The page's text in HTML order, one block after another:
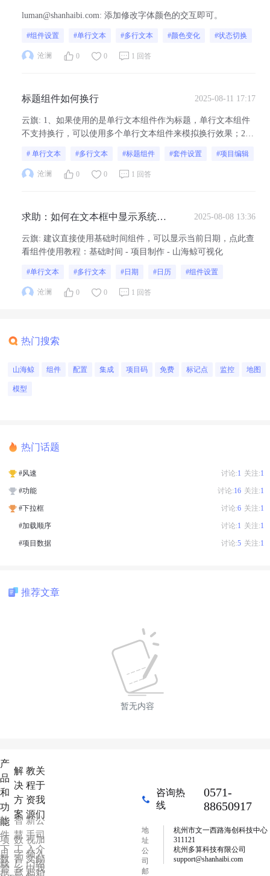
luman@shanhaibi.com: 添加修改字体颜色的交互即可。
#组件设置 #单行文本 #多行文本 #颜色变化 #状态切换
沧澜 0 0 1 回答
标题组件如何换行 2025-08-11 17:17
云旗: 1、如果使用的是单行文本组件作为标题，单行文本组件
不支持换行，可以使用多个单行文本组件来模拟换行效果；2、
通过enter键手动换行
# 单行文本 #多行文本 #标题组件 #套件设置 #项目编辑
沧澜 0 0 1 回答
求助：如何在文本框中显示系统当
2025-08-08 13:36
云旗: 建议直接使用基础时间组件，可以显示当前日期，点此查
看组件使用教程：基础时间 - 项目制作 - 山海鲸可视化
#单行文本 #多行文本 #日期 #日历 #组件设置
沧澜 0 0 1 回答
热门搜索
山海鲸 组件 配置 集成 项目码 免费 标记点 监控 地图
模型
热门话题
#风速 讨论:1 关注:1
#功能 讨论:16 关注:1
#下拉框 讨论:6 关注:1
#加载顺序 讨论:1 关注:1
#项目数据 讨论:5 关注:1
推荐文章
暂无内容
产
品
和
功
能
软
件
下
载
项
目
管
数
据
解
决
方
案
智
慧
工
厂
数
字
乡
智
慧
教
程
资
源
新
手
入
门
视
频
中
文
档
关
于
我
们
公
司
介
绍
加
入
我
邮
箱
咨询热
线
0571-
88650917
地
址
公
司
邮
杭州市文一西路海创科技中心
311121
杭州多算科技有限公司
support@shanhaibi.com